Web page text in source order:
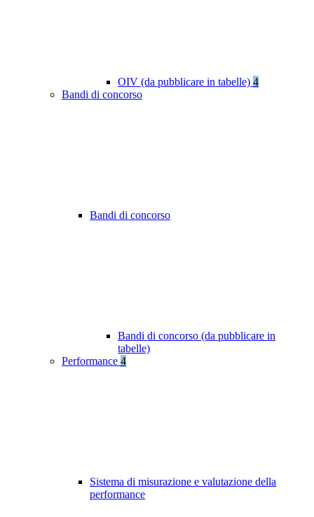
OIV (da pubblicare in tabelle) 4
Bandi di concorso
Bandi di concorso
Bandi di concorso (da pubblicare in
tabelle)
Performance 4
Sistema di misurazione e valutazione della
performance